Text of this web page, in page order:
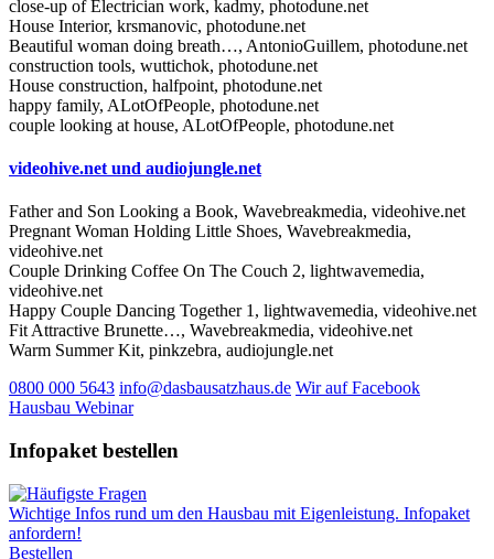
close-up of Electrician work, kadmy, photodune.net
House Interior, krsmanovic, photodune.net
Beautiful woman doing breath…, AntonioGuillem, photodune.net
construction tools, wuttichok, photodune.net
House construction, halfpoint, photodune.net
happy family, ALotOfPeople, photodune.net
couple looking at house, ALotOfPeople, photodune.net
videohive.net und audiojungle.net
Father and Son Looking a Book, Wavebreakmedia, videohive.net
Pregnant Woman Holding Little Shoes, Wavebreakmedia,
videohive.net
Couple Drinking Coffee On The Couch 2, lightwavemedia,
videohive.net
Happy Couple Dancing Together 1, lightwavemedia, videohive.net
Fit Attractive Brunette…, Wavebreakmedia, videohive.net
Warm Summer Kit, pinkzebra, audiojungle.net
0800 000 5643 info@dasbausatzhaus.de Wir auf Facebook
Hausbau Webinar
Infopaket bestellen
Wichtige Infos rund um den Hausbau mit Eigenleistung. Infopaket
anfordern!
Bestellen